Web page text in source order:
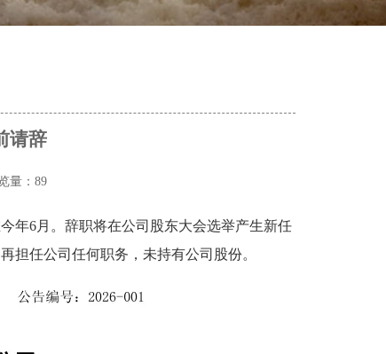
请辞
量：89
年6月。辞职将在公司股东大会选举产生新任
担任公司任何职务，未持有公司股份。